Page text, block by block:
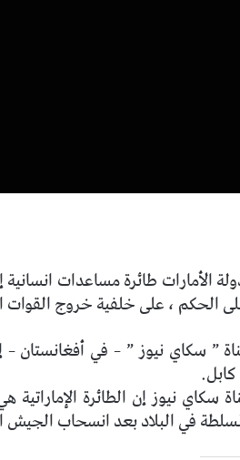
الأمارات طائرة مساعدات
الحكم ، على خلفية خروج القوات
” سكاي نيوز ” – في أفغانستان
كابل.
سكاي نيوز إن الطائرة
في البلاد بعد انسحاب الجيش